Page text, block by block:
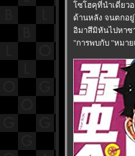
ซโฮคุที่นำเดี่ยวอ
ด้านหลัง จนตกอ
อิมาสึมิหันไปหาซ
"การพบกับ "หมา